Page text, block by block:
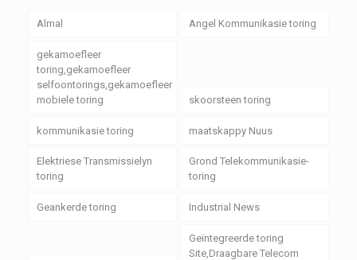
Almal Angel Kommunikasie toring
gekamoefleer
toring,gekamoefleer
selfoontorings,gekamoefleer
mobiele toring
skoorsteen toring
kommunikasie toring maatskappy Nuus
Elektriese Transmissielyn
toring
Grond Telekommunikasie-
toring
Geankerde toring Industrial News
Geïntegreerde toring
Site,Draagbare Telecom